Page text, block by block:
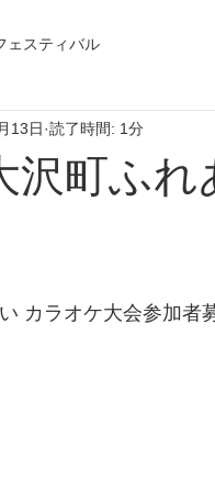
ェスティバル
町ふれ
13日 読了時間: 1分
カラオケ大会参加者